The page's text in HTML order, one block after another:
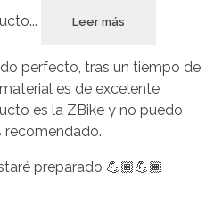
Leer más
perfecto, tras un tiempo de
es de excelente
es la ZBike y no puedo
recomendado.
preparado 💪🏾💪🏾